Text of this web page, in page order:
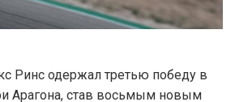
Ринс одержал третью победу в
Арагона, став восьмым новым